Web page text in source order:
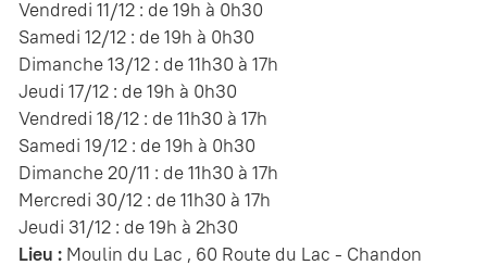
Vendredi 11/12 : de 19h à 0h30
Samedi 12/12 : de 19h à 0h30
Dimanche 13/12 : de 11h30 à 17h
Jeudi 17/12 : de 19h à 0h30
Vendredi 18/12 : de 11h30 à 17h
Samedi 19/12 : de 19h à 0h30
Dimanche 20/11 : de 11h30 à 17h
Mercredi 30/12 : de 11h30 à 17h
Jeudi 31/12 : de 19h à 2h30
Lieu : Moulin du Lac , 60 Route du Lac - Chandon